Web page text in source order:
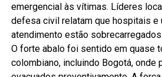
emergencial às vítimas. Líderes
defesa civil relatam que hospitais e
atendimento estão sobrecarregados.
O forte abalo foi sentido em quase
colombiano, incluindo Bogotá, onde